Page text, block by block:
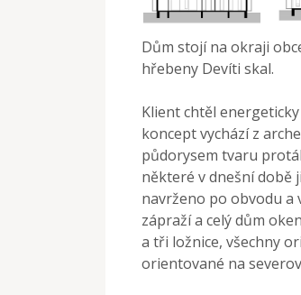
Dům stojí na okraji
hřebeny Devíti skal.
Klient chtěl
koncept vychází z
půdorysem tvaru
některé v dnešní době
navrženo po obvodu a
zápraží a celý dům
a tři ložnice, všechny
orientované na